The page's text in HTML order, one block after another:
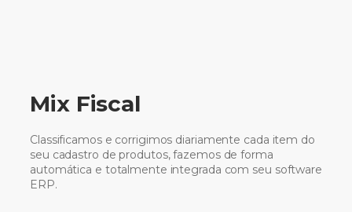
Mix Fiscal
Classificamos e corrigimos diariamente cada item do
seu cadastro de produtos, fazemos de forma
automática e totalmente integrada com seu software
ERP.